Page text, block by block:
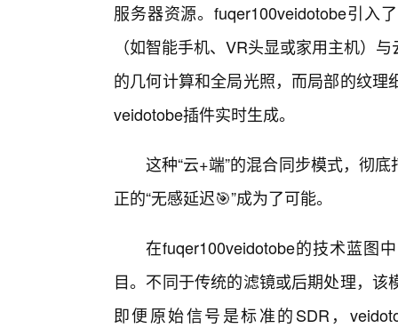
服务器资源。fuqer100veidotobe引入
（如智能手机、VR头显或家用主机）
的几何计算和全局光照，而局部的纹
veidotobe插件实时生成。
这种“云+端”的混合同步模式，彻
正的“无感延迟🎯”成为了可能。
在fuqer100veidotobe的技术蓝图
目。不同于传统的滤镜或后期处理，
即便原始信号是标准的SDR，